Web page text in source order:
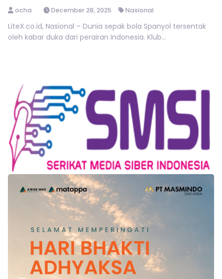
ocha December 28, 2025 Nasional
LiteX.co.id, Nasional – Dunia sepak bola Spanyol tersentak
oleh kabar duka dari perairan Indonesia. Klub...